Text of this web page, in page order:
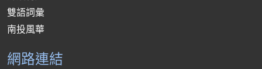
雙語詞彙
南投風華
網路連結